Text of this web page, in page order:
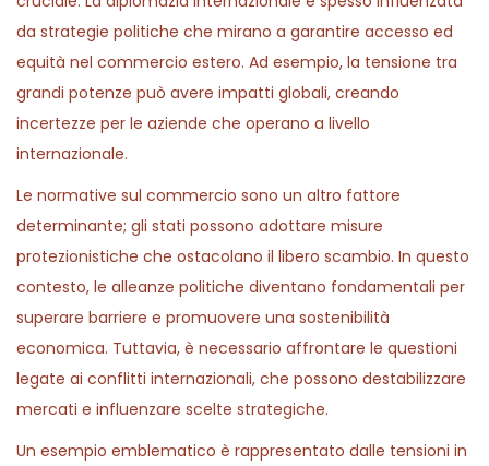
da strategie politiche che mirano a garantire accesso ed
equità nel commercio estero. Ad esempio, la tensione tra
grandi potenze può avere impatti globali, creando
incertezze per le aziende che operano a livello
internazionale.
Le normative sul commercio sono un altro fattore
determinante; gli stati possono adottare misure
protezionistiche che ostacolano il libero scambio. In questo
contesto, le alleanze politiche diventano fondamentali per
superare barriere e promuovere una sostenibilità
economica. Tuttavia, è necessario affrontare le questioni
legate ai conflitti internazionali, che possono destabilizzare
mercati e influenzare scelte strategiche.
Un esempio emblematico è rappresentato dalle tensioni in